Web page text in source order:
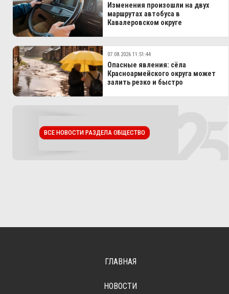
Изменения произошли на двух
маршрутах автобуса в
Кавалеровском округе
07.08.2026 11:51:44
Опасные явления: сёла
Красноармейского округа может
залить резко и быстро
ВСЕ НОВОСТИ РАЗДЕЛА ОБЩЕСТВО
ГЛАВНАЯ
НОВОСТИ